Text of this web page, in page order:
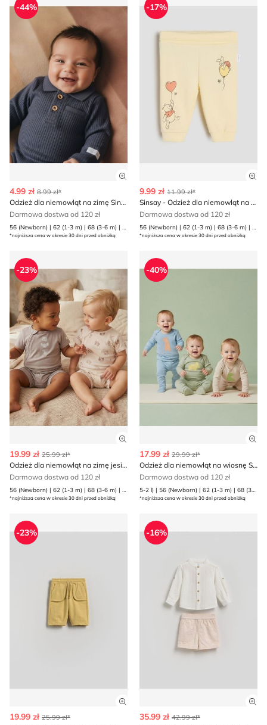
-44%
Zobacz szczegóły produktu
4.99 zł 8.99 zł*
Odzież dla niemowląt na zimę Sinsay
Darmowa dostwa od 120 zł
56 (Newborn) | 62 (1-3 m) | 68 (3-6 m) | 74 (6-9 m) | 80 (9-12 m)
*najniższa cena w okresie 30 dni przed obniżką
-17%
9.99 zł 11.99 zł*
Sinsay - Odzież dla niemowląt na wiosnę
Darmowa dostwa od 120 zł
56 (Newborn) | 62 (1-3 m) | 68 (3-6 m) | 74 (6-9 m) | 80 (9-12 m)
*najniższa cena w okresie 30 dni przed obniżką
Odzież dla niemowląt na zimę jesienna Sinsay
-23%
Zobacz szczegóły produktu
19.99 zł 25.99 zł*
Odzież dla niemowląt na zimę jesienna Sinsay
Darmowa dostwa od 120 zł
56 (Newborn) | 62 (1-3 m) | 68 (3-6 m) | 74 (6-9 m) | 80 (9-12 m)
*najniższa cena w okresie 30 dni przed obniżką
Odzież dla niemowląt na
-40%
17.99 zł 29.99 zł*
Odzież dla niemowląt na wiosnę Sinsay
Darmowa dostwa od 120 zł
5-2 l) | 56 (Newborn) | 62 (1-3 m) | 68 (3-6 m) | 74 (6-9 m) | 80 (9-12 m) | 86 (12-18 m) | 92 (1 | 98 (2-3 l)
*najniższa cena w okresie 30 dni przed obniżką
Odzież dla niemowląt na lato Reserved
-23%
Zobacz szczegóły produktu
19.99 zł 25.99 zł*
Reserved - Odzież dla
-16%
35.99 zł 42.99 zł*